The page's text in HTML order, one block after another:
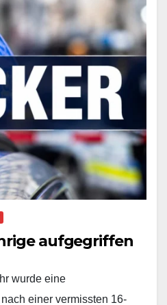
aufgegriffen
wurde eine
einer vermissten 16-